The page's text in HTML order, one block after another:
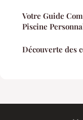
Votre Guide
Piscine
Découverte des